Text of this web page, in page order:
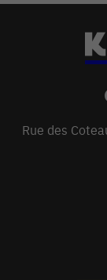
Rue des